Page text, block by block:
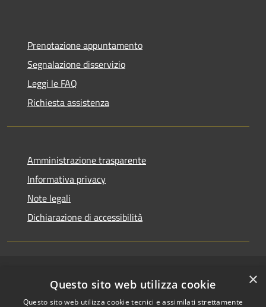
Prenotazione appuntamento
Segnalazione disservizio
Leggi le FAQ
Richiesta assistenza
Amministrazione trasparente
Informativa privacy
Note legali
Dichiarazione di accessibilità
Accessibilità
Copyright © 2026 • Comune di
Riccione • Powered by
×
Questo sito web utilizza cookie
Questo sito web utilizza cookie tecnici e assimilati strettamente